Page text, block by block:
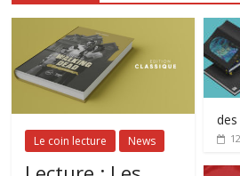
Le coin lecture News